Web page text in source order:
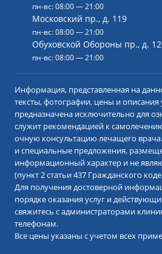
пн-вс: 08:00 — 21:00
Московский пр., д. 119
пн-вс: 08:00 — 21:00
Обуховской Обороны пр., д.
пн-вс: 08:00 — 21:00
Информация, представленная на
тексты, фотографии, цены и описания
предназначена исключительно для
служит рекомендацией к
очную консультацию лечащего
и специальные предложения,
информационный характер и не
(пункт 2 статьи 437 Гражданского
Для получения достоверной
порядке оказания услуг и
свяжитесь с администраторами
телефонам.
Все цены указаны с учетом всех